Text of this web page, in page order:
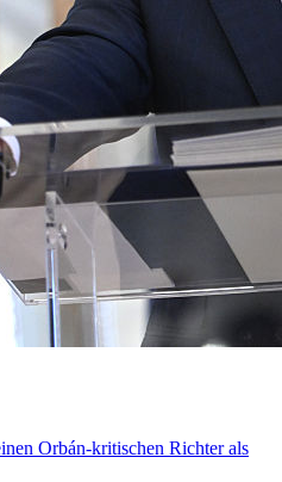
Orbán-kritischen Richter als